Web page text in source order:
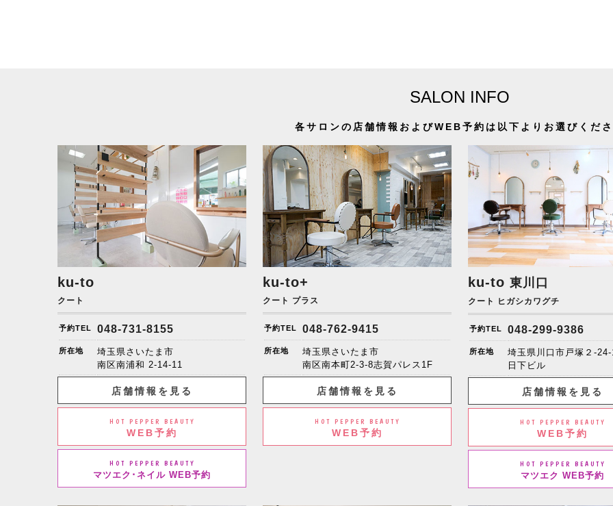
SALON INFO
各サロンの店舗情報およびWEB予約は以下よりお選びくだ
ku-to
クート
予約TEL 048-731-8155
所在地
埼玉県さいたま市
南区南浦和 2-14-11
店舗情報を見る
HOT PEPPER BEAUTY
WEB予約
HOT PEPPER BEAUTY
マツエク･ネイル WEB予約
ku-to+
クート プラス
予約TEL 048-762-9415
所在地
埼玉県さいたま市
南区南本町2-3-8志賀パレス1F
店舗情報を見る
HOT PEPPER BEAUTY
WEB予約
ku-to 東川口
クート ヒガシカワグチ
予約TEL 048-299-9386
所在地
埼玉県川口市戸塚２-
日下ビル
店舗情報を見る
HOT PEPPER BEAUTY
WEB予約
HOT PEPPER BEAUTY
マツエク WEB予約